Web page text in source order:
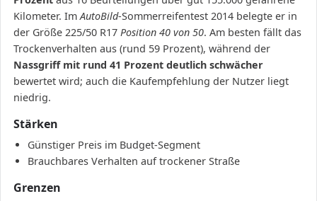
Kilometer. ImAutoBild-Sommerreifentest 2014 belegte er in
der Größe 225/50 R17 Position 40 von 50. Am besten fällt das
Trockenverhalten aus (rund 59 Prozent), während der
Nassgriff mit rund 41 Prozent deutlich schwächer
bewertet wird; auch die Kaufempfehlung der Nutzer liegt
niedrig.
Stärken
Günstiger Preis im Budget-Segment
Brauchbares Verhalten auf trockener Straße
Grenzen